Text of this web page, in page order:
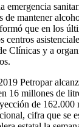
emergencia
de mantener
que en los
centros
Clínicas y a
Petropar
16 millones de
de 162.000
cifra que se